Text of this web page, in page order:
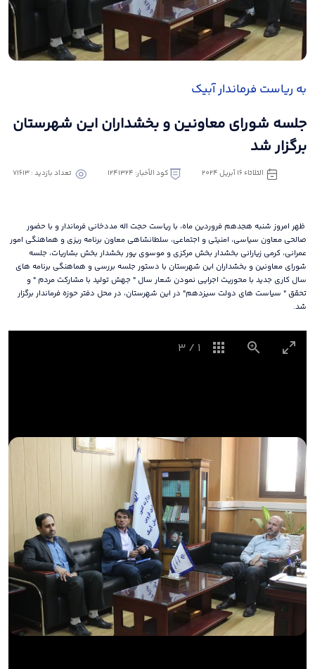
به ریاست فرماندار آبیک
جلسه شورای معاونین و بخشداران این شهرستان
برگزار شد
الثلاثاء ١٦ أبريل ٢٠٢٤ كود الأخبار: 1241324 تعداد بازدید : 71613
ظهر امروز شنبه هجدهم فروردین ماه، با ریاست حجت اله مددخانی فرماندار و با حضور
صالحی معاون سیاسی، امنیتی و اجتماعی، سلطانشاهی معاون برنامه ریزی و هماهنگی امور
عمرانی، کرمی زیارانی بخشدار بخش مرکزی و موسوی پور بخشدار بخش بشاریات، جلسه
شورای معاونین و بخشداران این شهرستان با دستور جلسه بررسی و هماهنگی برنامه های
سال کاری جدید با محوریت اجرایی نمودن شعار سال " جهش تولید با مشارکت مردم " و
تحقق " سیاست های دولت سیزدهم" در این شهرستان، در محل دفتر حوزه فرماندار برگزار
شد.
1
/
3